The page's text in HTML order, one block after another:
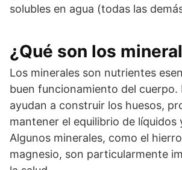
solubles en agua (todas las
¿Qué son los
Los minerales son nutrientes
buen funcionamiento del cuerpo.
ayudan a construir los huesos,
mantener el equilibrio de líquidos
Algunos minerales, como el
magnesio, son particularmente